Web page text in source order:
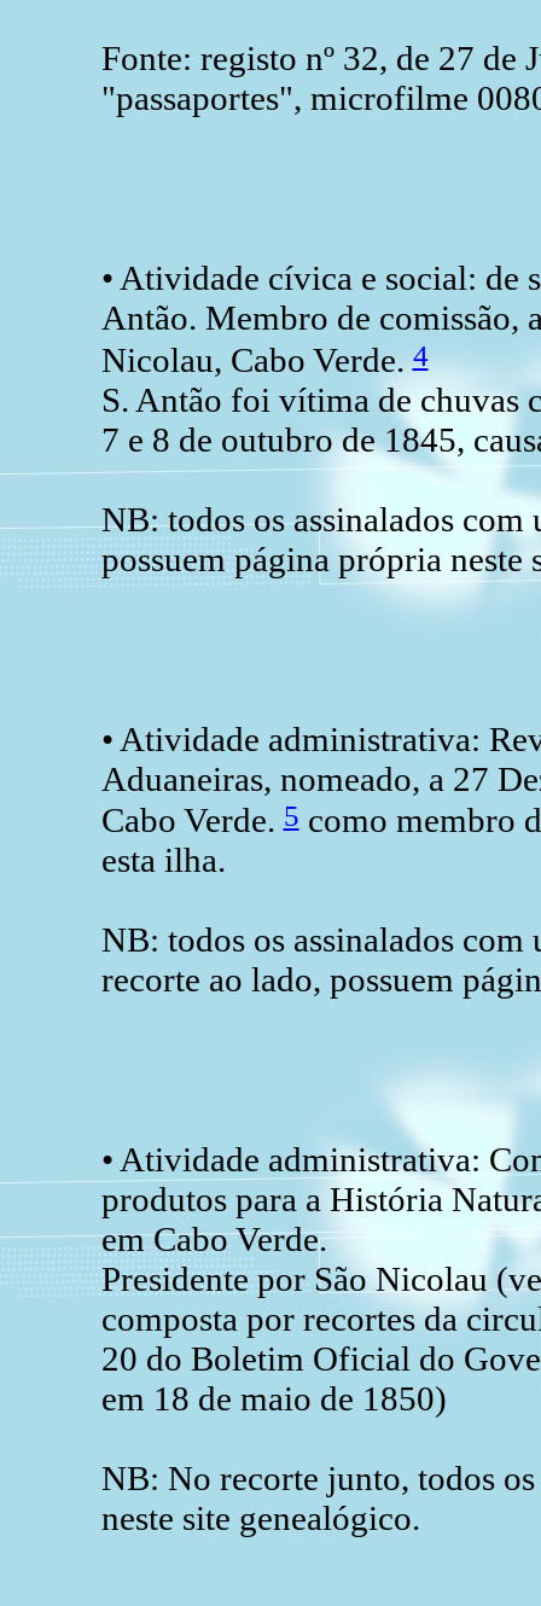
Fonte: registo nº 32, de 27 de
"passaportes", microfilme
• Atividade cívica e social: de
Antão. Membro de comissão,
Nicolau, Cabo Verde.4
S. Antão foi vítima de chuvas
7 e 8 de outubro de 1845,
NB: todos os assinalados
possuem página própria neste
• Atividade administrativa:
Aduaneiras, nomeado, a 27
Cabo Verde.5como membro
esta ilha.
NB: todos os assinalados
recorte ao lado, possuem
• Atividade administrativa:
produtos para a História
em Cabo Verde.
Presidente por São Nicolau
composta por recortes da
20 do Boletim Oficial do
em 18 de maio de 1850)
NB: No recorte junto, todos
neste site genealógico.